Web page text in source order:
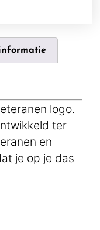
logo.
ter
en
je op je das